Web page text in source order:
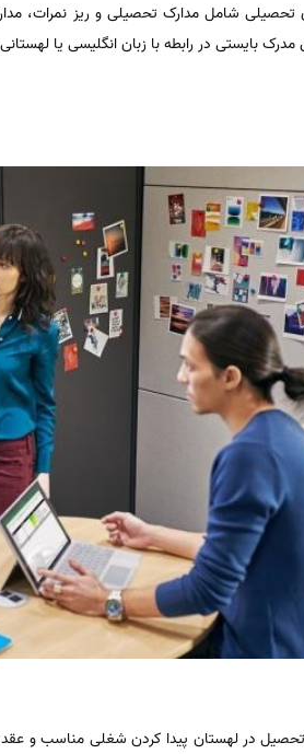
تحصیلی شامل مدارک تحصیلی و ریز
بایستی در رابطه با زبان انگلیسی یا
در لهستان پیدا کردن شغلی مناسب و عقد